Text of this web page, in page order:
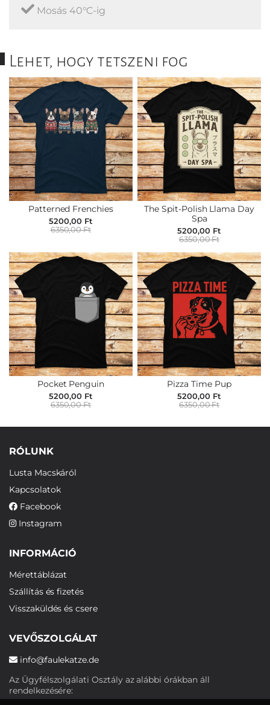
Mosás 40°C-ig
Lehet, hogy tetszeni fog
Patterned Frenchies
5200,00 Ft
6350,00 Ft
The Spit-Polish Llama Day
Spa
5200,00 Ft
6350,00 Ft
Pocket Penguin
5200,00 Ft
6350,00 Ft
Pizza Time Pup
5200,00 Ft
6350,00 Ft
RÓLUNK
Lusta Macskáról
Kapcsolatok
Facebook
Instagram
INFORMÁCIÓ
Mérettáblázat
Szállítás és fizetés
Visszaküldés és csere
VEVŐSZOLGÁLAT
info@faulekatze.de
Az Ügyfélszolgálati Osztály az alábbi órákban áll
rendelkezésére: